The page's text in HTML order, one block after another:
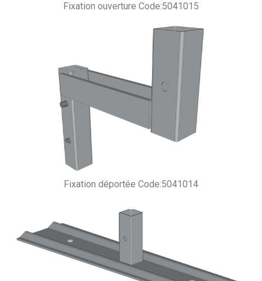
Fixation ouverture Code:5041015
Fixation déportée Code:5041014